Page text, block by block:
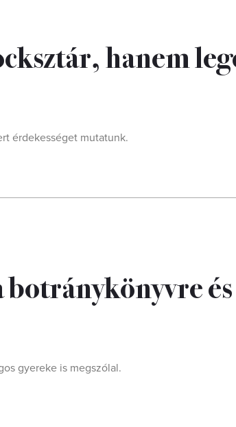
hanem
érdekességet mutatunk.
és
gyereke is megszólal.